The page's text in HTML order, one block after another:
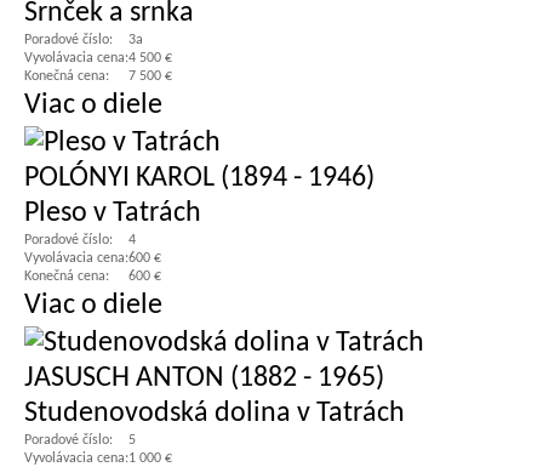
Srnček a srnka
Poradové číslo:
3a
Vyvolávacia cena:4 500 €
Konečná cena:
7 500 €
Viac o diele
POLÓNYI KAROL (1894 - 1946)
Pleso v Tatrách
Poradové číslo:
4
Vyvolávacia cena:600 €
Konečná cena:
600 €
Viac o diele
JASUSCH ANTON (1882 - 1965)
Studenovodská dolina v Tatrách
Poradové číslo:
5
Vyvolávacia cena:1 000 €